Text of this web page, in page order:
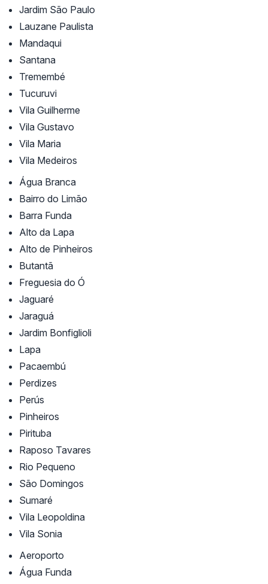
Jardim São Paulo
Lauzane Paulista
Mandaqui
Santana
Tremembé
Tucuruvi
Vila Guilherme
Vila Gustavo
Vila Maria
Vila Medeiros
Água Branca
Bairro do Limão
Barra Funda
Alto da Lapa
Alto de Pinheiros
Butantã
Freguesia do Ó
Jaguaré
Jaraguá
Jardim Bonfiglioli
Lapa
Pacaembú
Perdizes
Perús
Pinheiros
Pirituba
Raposo Tavares
Rio Pequeno
São Domingos
Sumaré
Vila Leopoldina
Vila Sonia
Aeroporto
Água Funda